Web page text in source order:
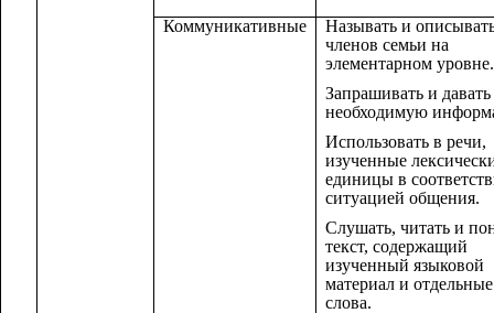
Коммуникативные
Называть и
членов семьи на
элементарном уровне.
Запрашивать и давать
необходимую
Использовать в речи,
изученные
единицы в
ситуацией общения.
Слушать, читать и
текст, содержащий
изученный языковой
материал и
слова.